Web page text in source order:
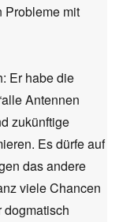
Probleme mit
Er habe die
Antennen
zukünftige
Es dürfe auf
das andere
viele Chancen
dogmatisch